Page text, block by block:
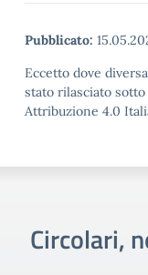
Pubblicato:
Eccetto dove
stato rilasciato
Attribuzione 4.0
Circolari,